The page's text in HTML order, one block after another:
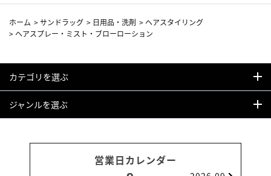
ホーム >サンドラッグ > 日用品・洗剤 > ヘアスタイリング
> ヘアスプレー・ミスト・ブローローション
カテゴリを選ぶ
ジャンルを選ぶ
営業日カレンダー